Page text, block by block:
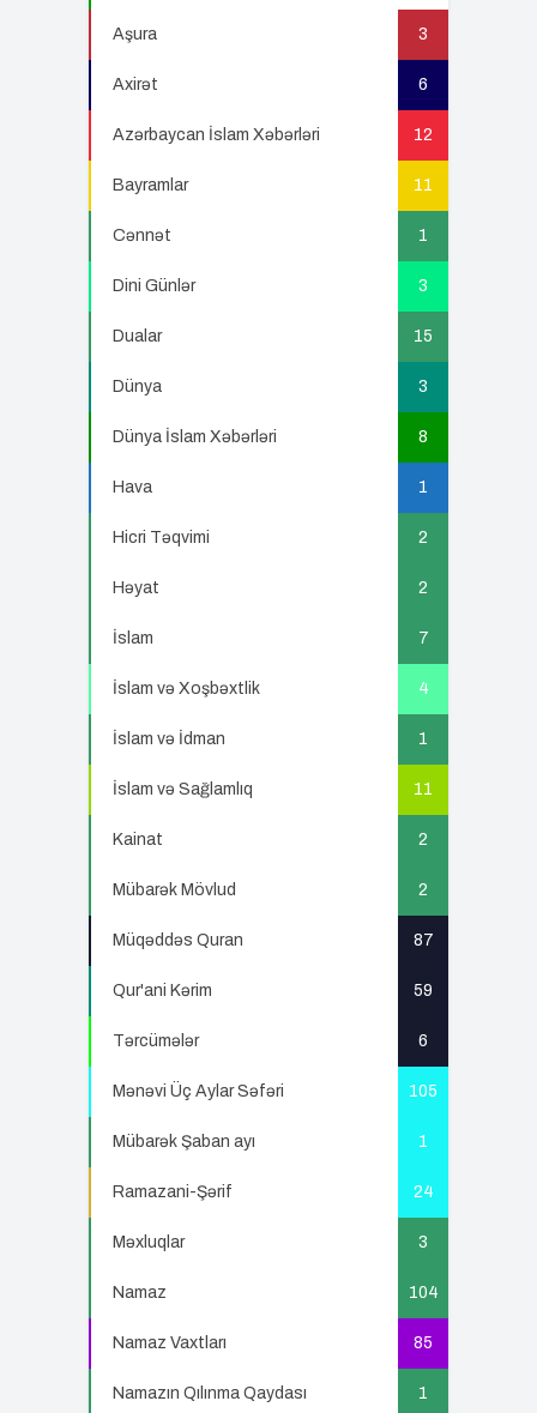
Aşura 3
Axirət 6
Azərbaycan İslam Xəbərləri 12
Bayramlar 11
Cənnət 1
Dini Günlər 3
Dualar 15
Dünya 3
Dünya İslam Xəbərləri 8
Hava 1
Hicri Təqvimi 2
Həyat 2
İslam 7
İslam və Xoşbəxtlik 4
İslam və İdman 1
İslam və Sağlamlıq 11
Kainat 2
Mübarək Mövlud 2
Müqəddəs Quran 87
Qur'ani Kərim 59
Tərcümələr 6
Mənəvi Üç Aylar Səfəri 105
Mübarək Şaban ayı 1
Ramazani-Şərif 24
Məxluqlar 3
Namaz 104
Namaz Vaxtları 85
Namazın Qılınma Qaydası 1